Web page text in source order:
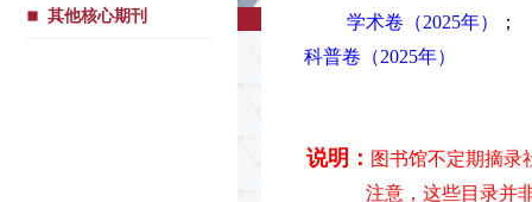
其他核心期刊 学术卷（2025年）
；
科普卷（2025年）
说明： 图书馆不定期摘录
注意，这些目录并非学